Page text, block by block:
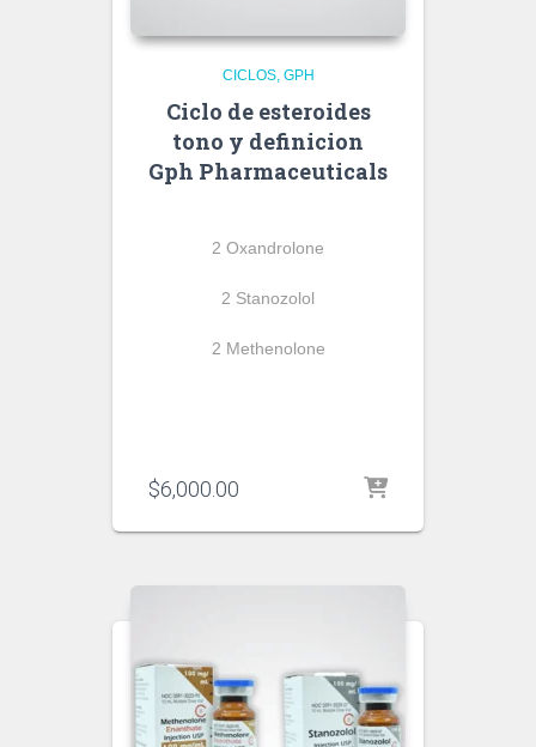
CICLOS GPH
Ciclo de esteroides
tono y definicion
Gph Pharmaceuticals
2 Oxandrolone
2 Stanozolol
2 Methenolone
$6,000.00